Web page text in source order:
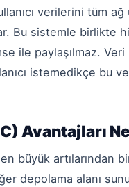
verilerini tüm
Bu sistemle birlikte
ile paylaşılmaz.
istemedikçe bu
Avantajları
büyük
depolama alanı